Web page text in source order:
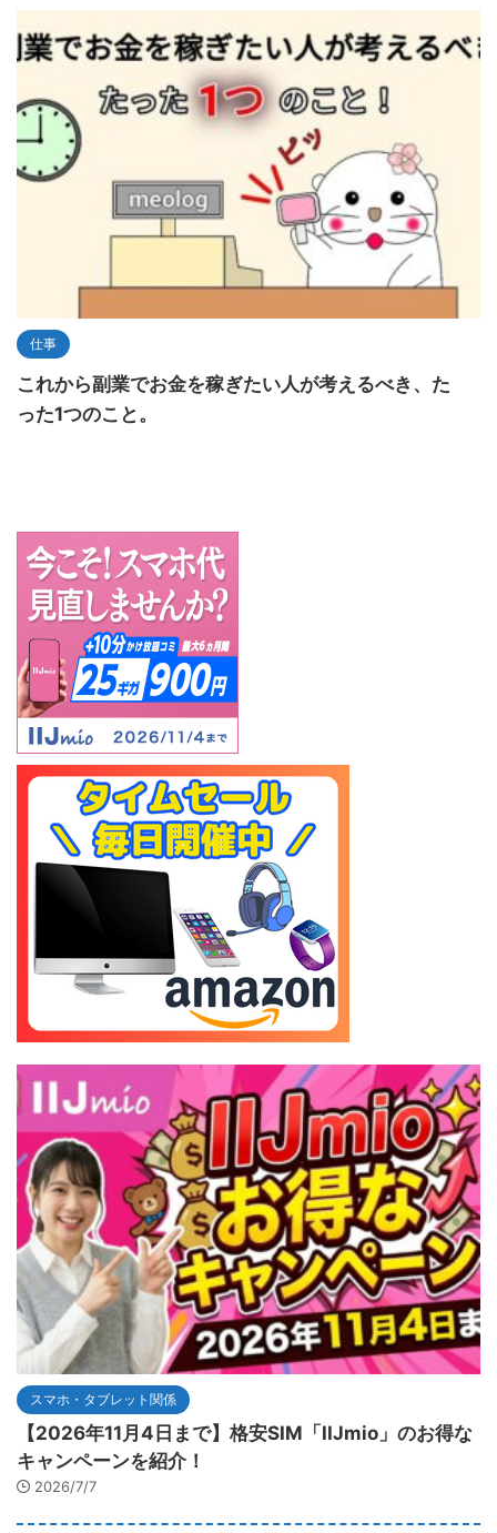
仕事
これから副業でお金を稼ぎたい人が考えるべき、た
った1つのこと。
スマホ・タブレット関係
【2026年11月4日まで】格安SIM「IIJmio」のお得な
キャンペーンを紹介！
2026/7/7